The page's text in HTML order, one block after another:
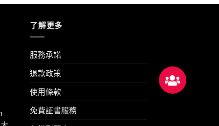
了解更多
服務承諾
退款政策
使用條款
免費証書服務